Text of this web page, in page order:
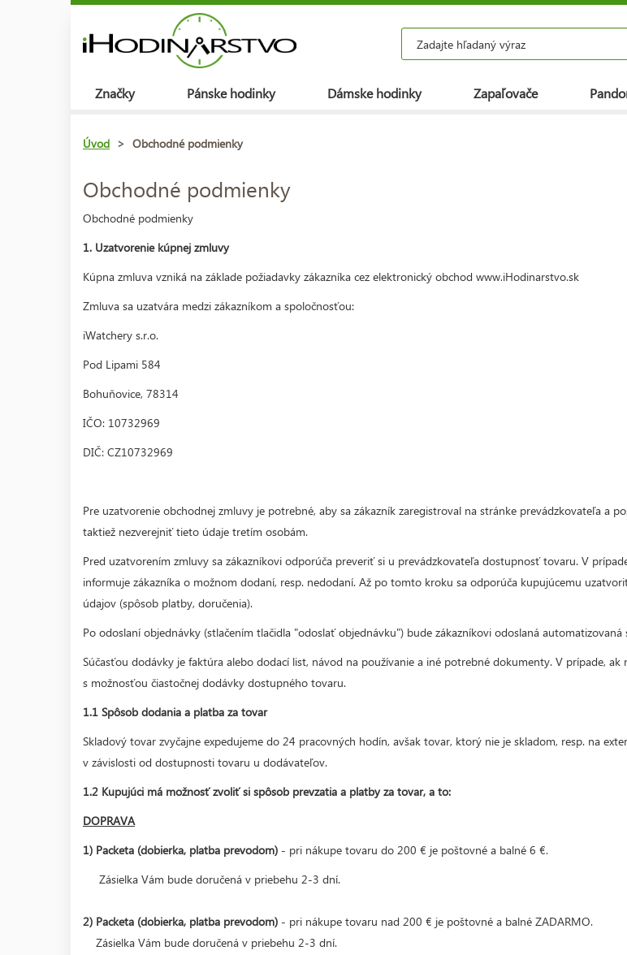
Značky Pánske hodinky Dámske hodinky Zapaľovače
Úvod > Obchodné podmienky
Obchodné podmienky
Obchodné podmienky
1. Uzatvorenie kúpnej zmluvy
Kúpna zmluva vzniká na základe požiadavky zákazníka cez elektronický obchod www.iHodinarstvo.sk
Zmluva sa uzatvára medzi zákazníkom a spoločnosťou:
iWatchery s.r.o.
Pod Lipami 584
Bohuňovice, 78314
IČO: 10732969
DIČ: CZ10732969
Pre uzatvorenie obchodnej zmluvy je potrebné, aby sa zákazník zaregistroval na stránke prevádzkovateľa a
taktiež nezverejniť tieto údaje tretím osobám.
Pred uzatvorením zmluvy sa zákazníkovi odporúča preveriť si u prevádzkovateľa dostupnosť tovaru. V
informuje zákazníka o možnom dodaní, resp. nedodaní. Až po tomto kroku sa odporúča kupujúcemu
údajov (spôsob platby, doručenia).
Po odoslaní objednávky (stlačením tlačidla "odoslať objednávku") bude zákazníkovi odoslaná
Súčasťou dodávky je faktúra alebo dodací list, návod na používanie a iné potrebné dokumenty. V prípade,
s možnosťou čiastočnej dodávky dostupného tovaru.
1.1 Spôsob dodania a platba za tovar
Skladový tovar zvyčajne expedujeme do 24 pracovných hodín, avšak tovar, ktorý nie je skladom, resp. na
v závislosti od dostupnosti tovaru u dodávateľov.
1.2 Kupujúci má možnosť zvoliť si spôsob prevzatia a platby za tovar, a to:
DOPRAVA
1) Packeta (dobierka, platba prevodom) - pri nákupe tovaru do 200 € je poštovné a balné 6 €.
Zásielka Vám bude doručená v priebehu 2-3 dní.
2) Packeta (dobierka, platba prevodom) - pri nákupe tovaru nad 200 € je poštovné a balné ZADARMO.
Zásielka Vám bude doručená v priebehu 2-3 dní.